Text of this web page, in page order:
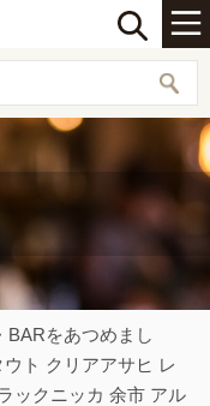
BARをあつめまし
ト クリアアサヒ レ
ックニッカ 余市 アル